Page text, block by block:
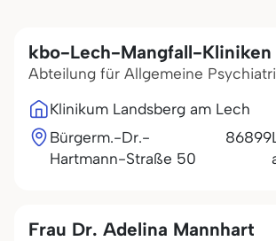
kbo-Lech-Mangfall-Kliniken
Abteilung für Allgemeine
Klinikum Landsberg am Lech
Bürgerm.-Dr.-
Hartmann-Straße 50
86899
Frau Dr. Adelina Mannhart